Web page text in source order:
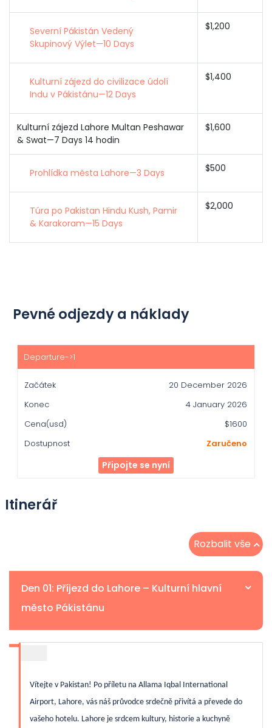
Severní Pákistán Vedený
Skupinový Výlet—10 Days
$1,200
Kulturní zájezd do civilizace údolí
Indu v Pákistánu—12 Days
$1,400
Kulturní zájezd Lahore Multan Peshawar
& Swat—7 Days 14 hodin
$1,600
Prohlídka města Lahore—3 Days $500
Túra po Pakistan Hindu Kush, Pamir
& Karakoram—15 Days
$2,000
Pevné odjezdy a náklady
Začátek
Dostupnost
20 December 2026
4 January 2026
$1600
Zaručeno
Připojte se nyní
Itinerář
Rozbalit vše
Den 01: Příjezd do Lahore – Kulturní hlavní
město Pákistánu
Vítejte v Pakistan! Po příletu na Allama Iqbal International
Airport, Lahore, vás náš průvodce srdečně přivítá a převede do
vašeho hotelu. Lahore je srdcem kultury, historie a kuchyně